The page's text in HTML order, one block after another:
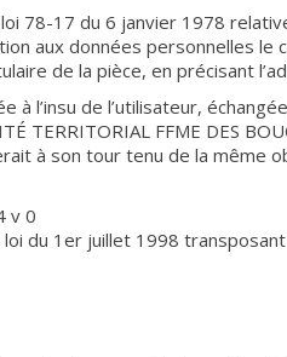
78-17 du 6 janvier 1978
aux données personnelles
de la pièce, en précisant
à l’insu de l’utilisateur,
TERRITORIAL FFME DES
à son tour tenu de la même
v 0
du 1er juillet 1998